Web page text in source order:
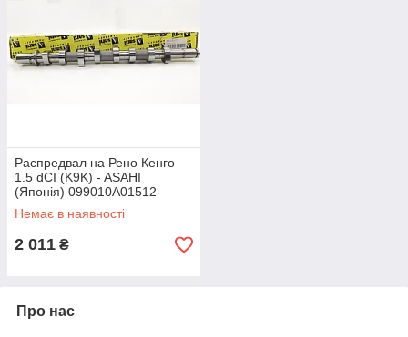
Распредвал на Рено Кенго
1.5 dCI (K9K) - ASAHI
(Японія) 099010A01512
Немає в наявності
2 011 ₴
Про нас